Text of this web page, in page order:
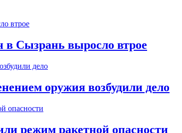
в Сызрань выросло втрое
оружия возбудили дело
режим ракетной опасности